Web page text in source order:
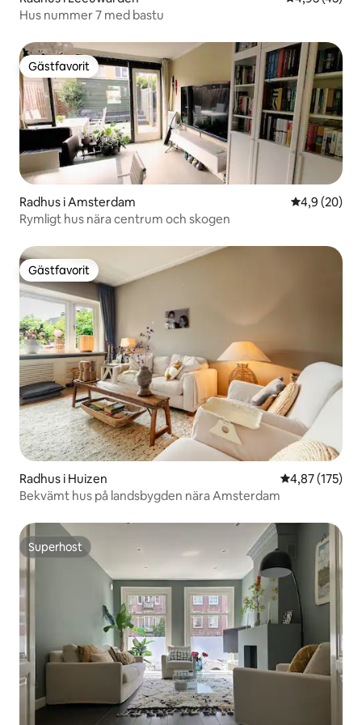
Hus nummer 7 med bastu
Gästfavorit
Gästfavorit
Radhus i Amsterdam 4,9 av 5 i
4,9 (20)
Rymligt hus nära centrum och skogen
Gästfavorit
Gästfavorit
Radhus i Huizen 4,87 av 5 i
4,87 (175)
Bekvämt hus på landsbygden nära Amsterdam
Superhost
Superhost